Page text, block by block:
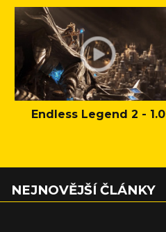
Endless Legend 2 - 1.0
NEJNOVĚJŠÍ ČLÁNKY